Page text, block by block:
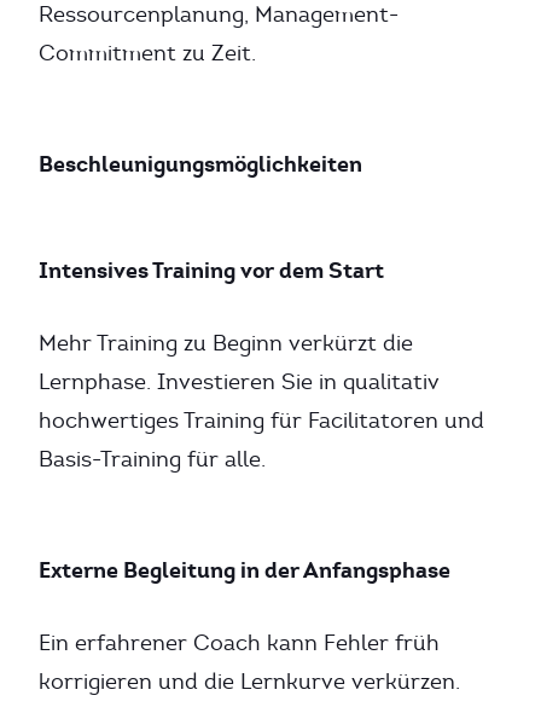
Ressourcenplanung, Management-
Commitment zu Zeit.
Beschleunigungsmöglichkeiten
Intensives Training vor dem Start
Mehr Training zu Beginn verkürzt die
Lernphase. Investieren Sie in qualitativ
hochwertiges Training für Facilitatoren und
Basis-Training für alle.
Externe Begleitung in der Anfangsphase
Ein erfahrener Coach kann Fehler früh
korrigieren und die Lernkurve verkürzen.